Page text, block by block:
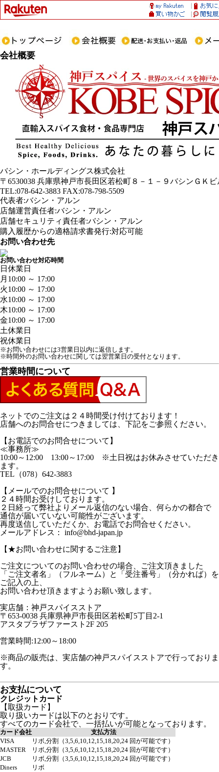
会社概要
バシン・ホールディングス株式会社
〒6530038 兵庫県神戸市長田区若松町８－１－９バシンＧＫビ
TEL:078-642-3883 FAX:078-798-5509
代表者:バシン・アルン
店舗運営責任者:バシン・アルン
店舗セキュリティ責任者:バシン・アルン
購入履歴からの適格請求書発行:対応可能
お問い合わせ先
お問い合わせ対応時間
日 休業日
月 10:00 ～ 17:00
火10:00 ～ 17:00
水10:00 ～ 17:00
木10:00 ～ 17:00
金10:00 ～ 17:00
土休業日
祝休業日
※お問い合わせには3営業日以内に返信します。
※時間外のお問い合わせに関しては翌営業日の受付となります。
営業時間について
ネットでのご注文は２４時間受け付けております！
店舗へのお問合せにつきましては、下記をご参照ください。
【お電話でのお問合せについて】
≪事務所≫
10:00～12:00 13:00～17:00 ※土日祝はお休みさせていただき
ます。
TEL（078）642-3883
【メールでのお問合せについて 】
２４時間お受けしております。
２日経って弊社よりメール返信のない場合、何らかの都合で
通信が届いていない可能性がございます。
再度送信していただくか、お電話でお問合せください。
メールアドレス： info@bhd-japan.jp
【★お問い合わせに関するご注意】
ご注文についてのお問い合わせの場合、ご注文頂きました
「ご注文者名」（フルネーム）と「受注番号」（分かれば）を
ご記入の上、
お問い合わせ頂きますようお願い致します。
実店舗：神戸スパイスストア
〒653-0038 兵庫県神戸市長田区若松町5丁目2-1
アスタプラザファースト2F 205
営業時間:12:00～18:00
※商品の販売は、実店舗の神戸スパイスストアで行っておりま
す。
お支払について
クレジットカード
【取扱カード】
取り扱いカードは以下のとおりです。
すべてのカード会社で、一括払いが可能となっております。
カード会社
支払方法
VISA
リボ,分割（3,5,6,10,12,15,18,20,24 回が可能です）
MASTER
リボ,分割（3,5,6,10,12,15,18,20,24 回が可能です）
JCB
リボ,分割（3,5,6,10,12,15,18,20,24 回が可能です）
Diners
リボ